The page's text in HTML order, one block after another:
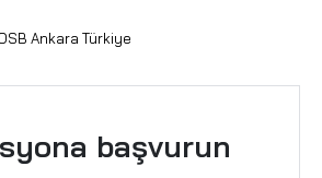
Ankara Türkiye
başvurun